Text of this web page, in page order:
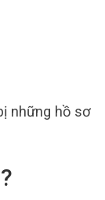
những hồ sơ